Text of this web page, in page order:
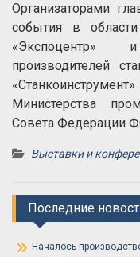
Организаторами
события в
«Экспоцентр»
производителей
Министерства
Совета Федерации
Выставки и
Последние
Началось